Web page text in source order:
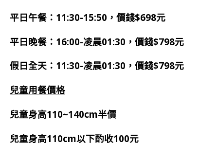
平日午餐：11:30-15:50，價錢$698元
平日晚餐：16:00-凌晨01:30，價錢$798元
假日全天：11:30-凌晨01:30，價錢$798元
兒童用餐價格
兒童身高110~140cm半價
兒童身高110cm以下酌收100元